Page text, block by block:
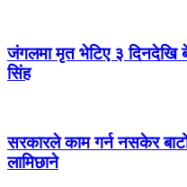
जंगलमा मृत भेटिए ३ दिनदेखि
सिंह
सरकारले काम गर्न नसकेर बाटो
लामिछाने